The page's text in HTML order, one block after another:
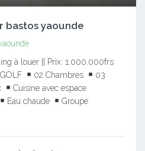
bastos yaounde
à louer || Prix: 1.000.000frs
02 Chambres
03
Cuisine avec espace
Eau chaude
Groupe